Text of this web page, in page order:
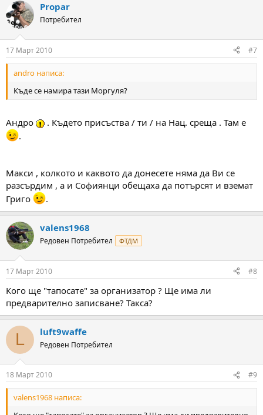
Propar
Потребител
17 Март 2010 #7
andro написа:
Къде се намира тази Моргуля?
Андро
. Където присъства / ти / на Нац. среща . Там е
.
Макси , колкото и каквото да донесете няма да Ви се
разсърдим , а и Софиянци обещаха да потърсят и вземат
Григо
.
valens1968
Редовен Потребител ФТДМ
17 Март 2010 #8
Кого ще "тапосате" за организатор ? Ще има ли
предварително записване? Такса?
L luft9waffe
Редовен Потребител
18 Март 2010 #9
valens1968 написа: